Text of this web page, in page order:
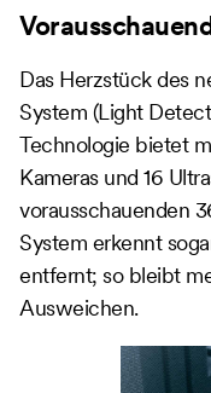
Das Herzstück des
System (Light
Technologie bietet
Kameras und 16
vorausschauenden
System erkennt
entfernt; so bleibt
Ausweichen.